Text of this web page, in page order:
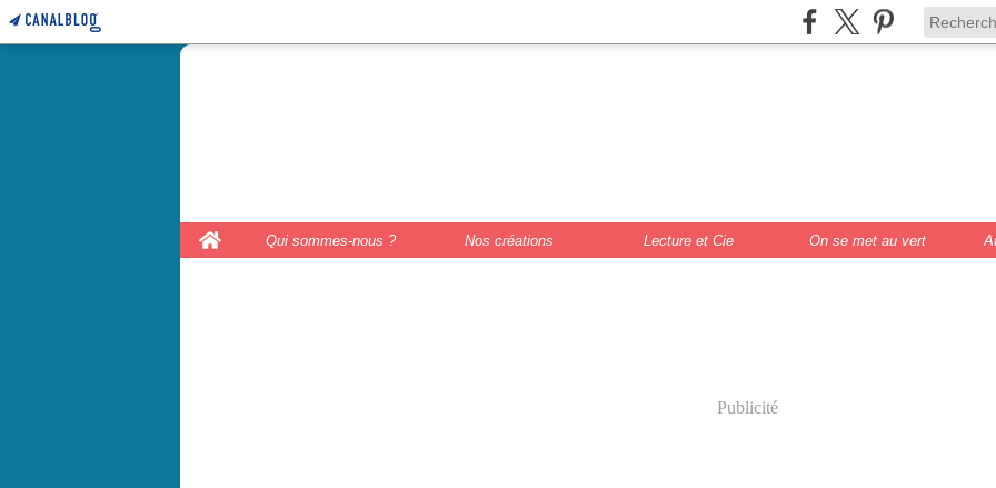
Home
Qui sommes-nous ? Nos créations Lecture et Cie On se met au vert
Publicité